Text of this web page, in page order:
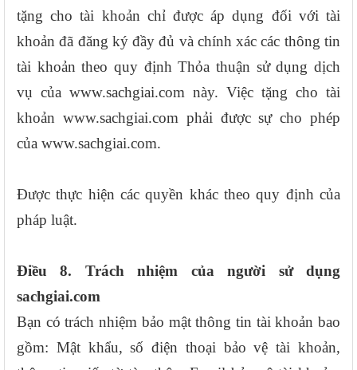
tặng cho tài khoản chỉ được áp dụng đối với tài
khoản đã đăng ký đầy đủ và chính xác các thông tin
tài khoản theo quy định Thỏa thuận sử dụng dịch
vụ của www.sachgiai.com này. Việc tặng cho tài
khoản www.sachgiai.com phải được sự cho phép
của www.sachgiai.com.
Được thực hiện các quyền khác theo quy định của
pháp luật.
Điều 8. Trách nhiệm của người sử dụng
sachgiai.com
Bạn có trách nhiệm bảo mật thông tin tài khoản bao
gồm: Mật khẩu, số điện thoại bảo vệ tài khoản,